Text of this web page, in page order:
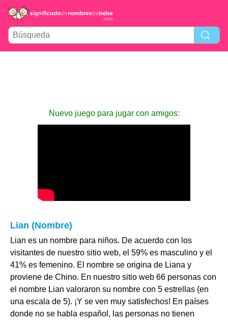
Nuevo juego para jugar con amigos:
Lian (Nombre)
Lian es un nombre para niños. De acuerdo con los
visitantes de nuestro sitio web, el 59% es masculino y el
41% es femenino. El nombre se origina de Liana y
proviene de Chino. En nuestro sitio web 66 personas con
el nombre Lian valoraron su nombre con 5 estrellas (en
una escala de 5). ¡Y se ven muy satisfechos! En países
donde no se habla español, las personas no tienen